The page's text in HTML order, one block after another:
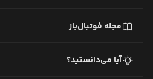
مجله فوتبال‌باز
آیا می‌دانستید؟